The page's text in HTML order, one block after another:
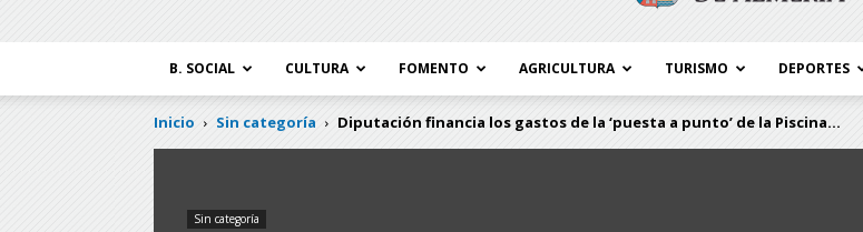
B. SOCIAL CULTURA FOMENTO AGRICULTURA TURISMO DEPORTES
Inicio Sin categoría Diputación financia los gastos de la ‘puesta a punto’ de la Piscina...
Sin categoría